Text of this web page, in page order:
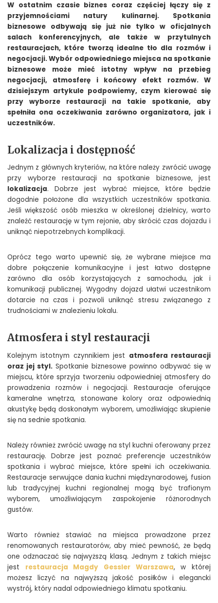
W ostatnim czasie biznes coraz częściej łączy się z
przyjemnościami natury kulinarnej. Spotkania
biznesowe odbywają się już nie tylko w oficjalnych
salach konferencyjnych, ale także w przytulnych
restauracjach, które tworzą idealne tło dla rozmów i
negocjacji. Wybór odpowiedniego miejsca na spotkanie
biznesowe może mieć istotny wpływ na przebieg
negocjacji, atmosferę i końcowy efekt rozmów. W
dzisiejszym artykule podpowiemy, czym kierować się
przy wyborze restauracji na takie spotkanie, aby
spełniła ona oczekiwania zarówno organizatora, jak i
uczestników.
Lokalizacja i dostępność
Jednym z głównych kryteriów, na które należy zwrócić uwagę
przy wyborze restauracji na spotkanie biznesowe, jest
lokalizacja. Dobrze jest wybrać miejsce, które będzie
dogodnie położone dla wszystkich uczestników spotkania.
Jeśli większość osób mieszka w określonej dzielnicy, warto
znaleźć restaurację w tym rejonie, aby skrócić czas dojazdu i
uniknąć niepotrzebnych komplikacji.
Oprócz tego warto upewnić się, że wybrane miejsce ma
dobre połączenie komunikacyjne i jest łatwo dostępne
zarówno dla osób korzystających z samochodu, jak i
komunikacji publicznej. Wygodny dojazd ułatwi uczestnikom
dotarcie na czas i pozwoli uniknąć stresu związanego z
trudnościami w znalezieniu lokalu.
Atmosfera i styl restauracji
Kolejnym istotnym czynnikiem jest atmosfera restauracji
oraz jej styl. Spotkanie biznesowe powinno odbywać się w
miejscu, które sprzyja tworzeniu odpowiedniej atmosfery do
prowadzenia rozmów i negocjacji. Restauracje oferujące
kameralne wnętrza, stonowane kolory oraz odpowiednią
akustykę będą doskonałym wyborem, umożliwiając skupienie
się na sednie spotkania.
Należy również zwrócić uwagę na styl kuchni oferowany przez
restaurację. Dobrze jest poznać preferencje uczestników
spotkania i wybrać miejsce, które spełni ich oczekiwania.
Restauracje serwujące dania kuchni międzynarodowej, fusion
lub tradycyjnej kuchni regionalnej mogą być trafionym
wyborem, umożliwiającym zaspokojenie różnorodnych
gustów.
Warto również stawiać na miejsca prowadzone przez
renomowanych restauratorów, aby mieć pewność, że będą
one odznaczać się najwyższą klasą. Jednym z takich miejsc
jest restauracja Magdy Gessler Warszawa, w której
możesz liczyć na najwyższą jakość posiłków i elegancki
wystrój, który nadal odpowiedniego klimatu spotkaniu.